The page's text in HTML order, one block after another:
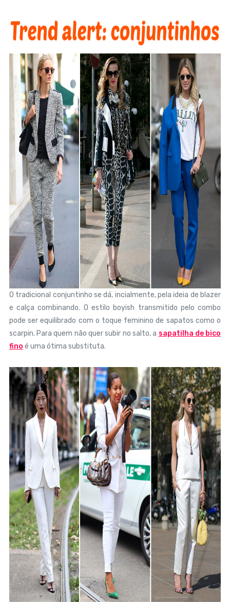
O tradicional conjuntinho se dá, incialmente, pela ideia de blazer
e calça combinando. O estilo boyish transmitido pelo combo
pode ser equilibrado com o toque feminino de sapatos como o
scarpin. Para quem não quer subir no salto, a sapatilha de bico
fino é uma ótima substituta.